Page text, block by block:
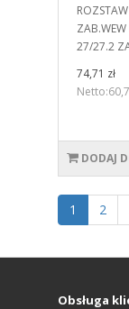
27/27.2
74,71 zł
DODAJ
1 2
Obsługa